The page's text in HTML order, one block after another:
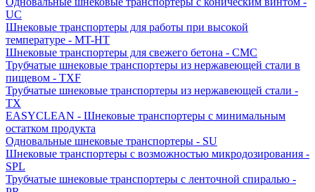
UC
Шнековые транспортеры для работы при высокой
температуре - MT-HT
Шнековые транспортеры для свежего бетона - CMC
Трубчатые шнековые транспортеры из нержавеющей стали в
пищевом - TXF
Трубчатые шнековые транспортеры из нержавеющей стали -
TX
EASYCLEAN - Шнековые транспортеры с минимальным
остатком продукта
Одновальные шнековые транспортеры - SU
Шнековые транспортеры с возможностью микродозирования -
SPL
Трубчатые шнековые транспортеры с ленточной спиралью -